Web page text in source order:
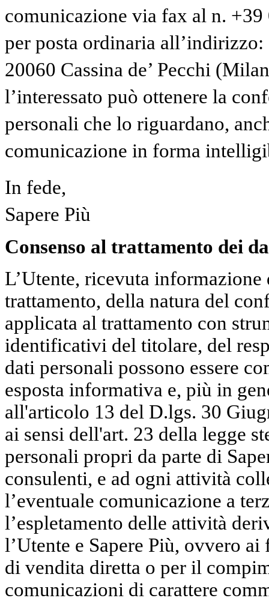
comunicazione via fax al n.
per posta ordinaria all’indirizzo:
20060 Cassina de’ Pecchi
l’interessato può ottenere la
personali che lo riguardano,
comunicazione in forma
In fede,
Sapere Più
Consenso al trattamento dei
L’Utente, ricevuta
trattamento, della natura del
applicata al trattamento con
identificativi del titolare, del
dati personali possono essere
esposta informativa e, più in
all'articolo 13 del D.lgs. 30
ai sensi dell'art. 23 della legge
personali propri da parte di
consulenti, e ad ogni attività
l’eventuale comunicazione a
l’espletamento delle attività
l’Utente e Sapere Più, ovvero
di vendita diretta o per il
comunicazioni di carattere